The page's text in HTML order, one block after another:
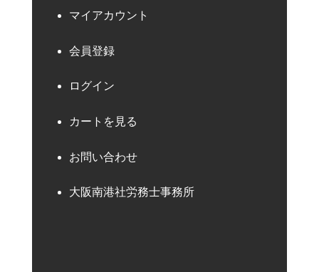
マイアカウント
会員登録
ログイン
カートを見る
お問い合わせ
大阪南港社労務士事務所